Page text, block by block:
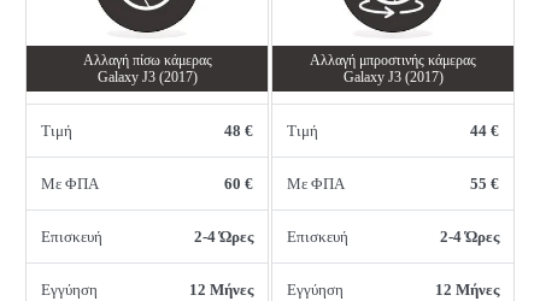
Αλλαγή πίσω κάμερας
Galaxy J3 (2017)
Τιμή 48 €
Με ΦΠΑ 60 €
Επισκευή 2-4 Ώρες
Εγγύηση 12 Μήνες
Αλλαγή μπροστινής κάμερας
Galaxy J3 (2017)
Τιμή 44 €
Με ΦΠΑ 55 €
Επισκευή 2-4 Ώρες
Εγγύηση 12 Μήνες